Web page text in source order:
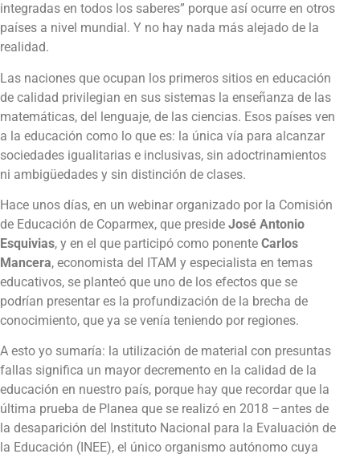
integradas en todos los saberes” porque así ocurre en otros
países a nivel mundial. Y no hay nada más alejado de la
realidad.
Las naciones que ocupan los primeros sitios en educación
de calidad privilegian en sus sistemas la enseñanza de las
matemáticas, del lenguaje, de las ciencias. Esos países ven
a la educación como lo que es: la única vía para alcanzar
sociedades igualitarias e inclusivas, sin adoctrinamientos
ni ambigüedades y sin distinción de clases.
Hace unos días, en un webinar organizado por la Comisión
de Educación de Coparmex, que preside José Antonio
Esquivias, y en el que participó como ponente Carlos
Mancera, economista del ITAM y especialista en temas
educativos, se planteó que uno de los efectos que se
podrían presentar es la profundización de la brecha de
conocimiento, que ya se venía teniendo por regiones.
A esto yo sumaría: la utilización de material con presuntas
fallas significa un mayor decremento en la calidad de la
educación en nuestro país, porque hay que recordar que la
última prueba de Planea que se realizó en 2018 –antes de
la desaparición del Instituto Nacional para la Evaluación de
la Educación (INEE), el único organismo autónomo cuya